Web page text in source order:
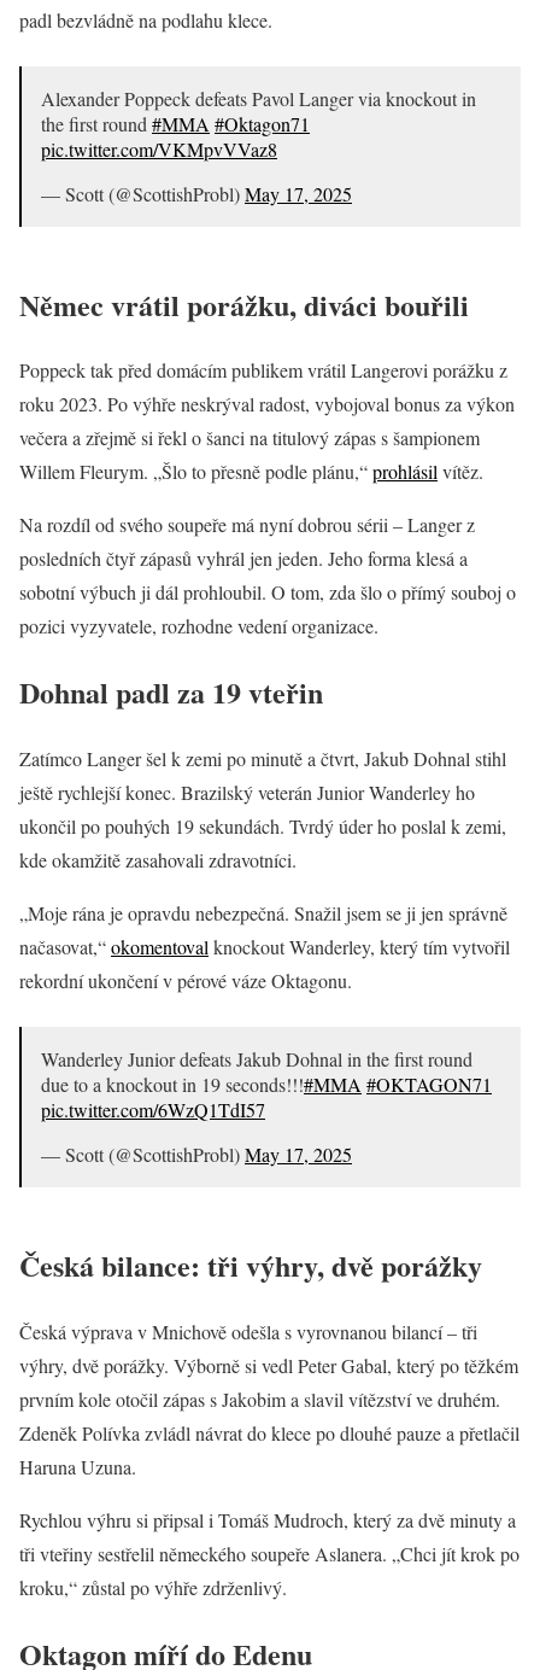
padl bezvládně na podlahu klece.
Alexander Poppeck defeats Pavol Langer via knockout in
the first round #MMA #Oktagon71
pic.twitter.com/VKMpvVVaz8
— Scott (@ScottishProbl)May 17, 2025
Němec vrátil porážku, diváci bouřili
Poppeck tak před domácím publikem vrátil Langerovi porážku z
roku 2023. Po výhře neskrýval radost, vybojoval bonus za výkon
večera a zřejmě si řekl o šanci na titulový zápas s šampionem
Willem Fleurym. „Šlo to přesně podle plánu,“prohlásilvítěz.
Na rozdíl od svého soupeře má nyní dobrou sérii – Langer z
posledních čtyř zápasů vyhrál jen jeden. Jeho forma klesá a
sobotní výbuch ji dál prohloubil. O tom, zda šlo o přímý souboj o
pozici vyzyvatele, rozhodne vedení organizace.
Dohnal padl za 19 vteřin
Zatímco Langer šel k zemi po minutě a čtvrt, Jakub Dohnal stihl
ještě rychlejší konec. Brazilský veterán Junior Wanderley ho
ukončil po pouhých 19 sekundách. Tvrdý úder ho poslal k zemi,
kde okamžitě zasahovali zdravotníci.
„Moje rána je opravdu nebezpečná. Snažil jsem se ji jen správně
načasovat,“okomentovalknockout Wanderley, který tím vytvořil
rekordní ukončení v pérové váze Oktagonu.
Wanderley Junior defeats Jakub Dohnal in the first round
due to a knockout in 19 seconds!!!#MMA#OKTAGON71
pic.twitter.com/6WzQ1TdI57
— Scott (@ScottishProbl)May 17, 2025
Česká bilance: tři výhry, dvě porážky
Česká výprava v Mnichově odešla s vyrovnanou bilancí – tři
výhry, dvě porážky. Výborně si vedl Peter Gabal, který po těžkém
prvním kole otočil zápas s Jakobim a slavil vítězství ve druhém.
Zdeněk Polívka zvládl návrat do klece po dlouhé pauze a přetlačil
Haruna Uzuna.
Rychlou výhru si připsal i Tomáš Mudroch, který za dvě minuty a
tři vteřiny sestřelil německého soupeře Aslanera. „Chci jít krok po
kroku,“ zůstal po výhře zdrženlivý.
Oktagon míří do Edenu